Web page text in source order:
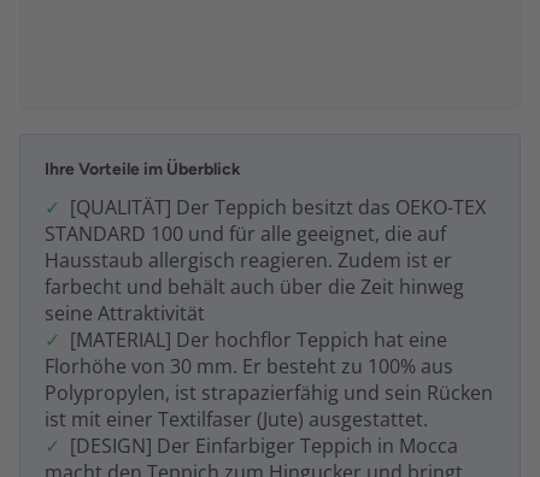
Ihre Vorteile im Überblick
[QUALITÄT] Der Teppich besitzt das OEKO-TEX
STANDARD 100 und für alle geeignet, die auf
Hausstaub allergisch reagieren. Zudem ist er
farbecht und behält auch über die Zeit hinweg
seine Attraktivität
[MATERIAL] Der hochflor Teppich hat eine
Florhöhe von 30 mm. Er besteht zu 100% aus
Polypropylen, ist strapazierfähig und sein Rücken
ist mit einer Textilfaser (Jute) ausgestattet.
[DESIGN] Der Einfarbiger Teppich in Mocca